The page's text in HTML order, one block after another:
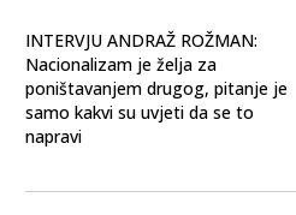
INTERVJU ANDRAŽ ROŽMAN:
Nacionalizam je želja za
poništavanjem drugog, pitanje je
samo kakvi su uvjeti da se to
napravi